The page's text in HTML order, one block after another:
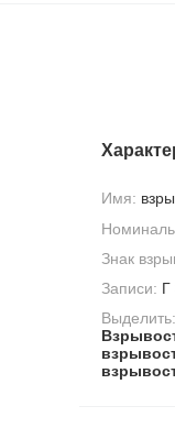
Имя:
Знак
Записи: Г
Выделить: